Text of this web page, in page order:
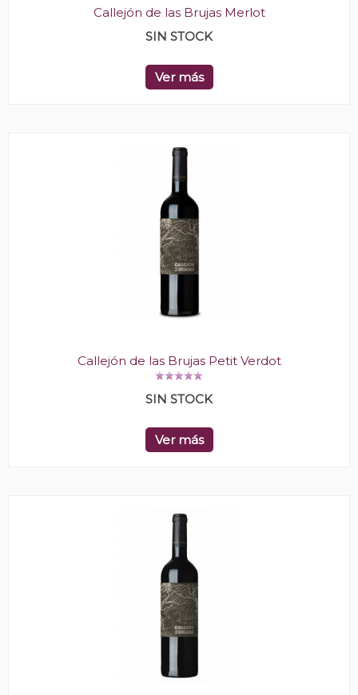
Callejón de las Brujas Merlot
SIN STOCK
Ver más
Callejón de las Brujas Petit Verdot
SIN STOCK
Ver más